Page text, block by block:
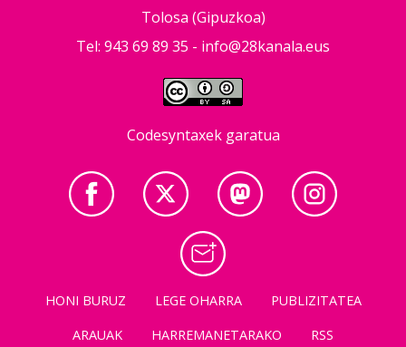
Tolosa (Gipuzkoa)
Tel: 943 69 89 35 - info@28kanala.eus
Codesyntaxek garatua
HONI BURUZ LEGE OHARRA
PUBLIZITATEA
ARAUAK
HARREMANETARAKO RSS